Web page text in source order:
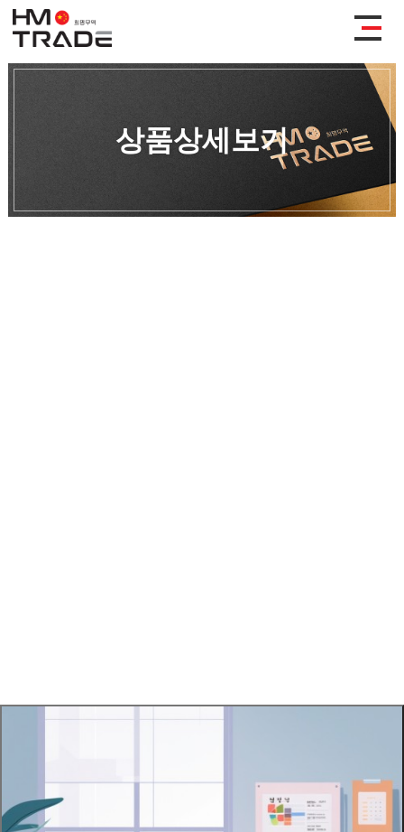
상품상세보기